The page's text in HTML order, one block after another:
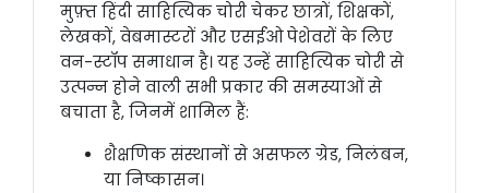
मुफ़्त हिंदी साहित्यिक चोरी चेकर छात्रों, शिक्षकों,
लेखकों, वेबमास्टरों और एसईओ पेशेवरों के लिए
वन-स्टॉप समाधान है। यह उन्हें साहित्यिक चोरी से
उत्पन्न होने वाली सभी प्रकार की समस्याओं से
बचाता है, जिनमें शामिल हैं:
शैक्षणिक संस्थानों से असफल ग्रेड, निलंबन,
या निष्कासन।